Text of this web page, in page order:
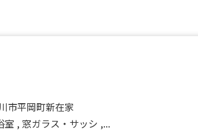
太寺天王町
（壁掛設置）／各種機能付き , ...